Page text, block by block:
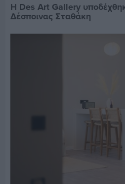
Η Des Art Gallery
Δέσποινας Σταθάκη